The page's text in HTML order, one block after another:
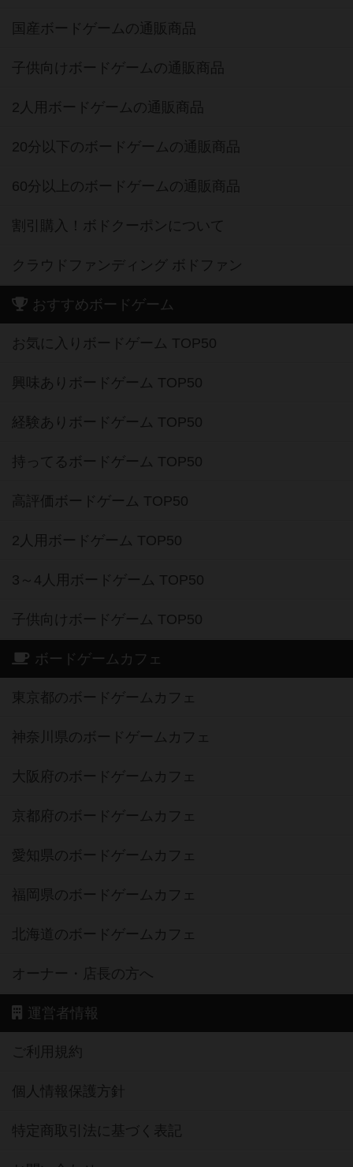
国産ボードゲームの通販商品
子供向けボードゲームの通販商品
2人用ボードゲームの通販商品
20分以下のボードゲームの通販商品
60分以上のボードゲームの通販商品
割引購入！ボドクーポンについて
クラウドファンディング ボドファン
おすすめボードゲーム
お気に入りボードゲーム TOP50
興味ありボードゲーム TOP50
経験ありボードゲーム TOP50
持ってるボードゲーム TOP50
高評価ボードゲーム TOP50
2人用ボードゲーム TOP50
3～4人用ボードゲーム TOP50
子供向けボードゲーム TOP50
ボードゲームカフェ
東京都のボードゲームカフェ
神奈川県のボードゲームカフェ
大阪府のボードゲームカフェ
京都府のボードゲームカフェ
愛知県のボードゲームカフェ
福岡県のボードゲームカフェ
北海道のボードゲームカフェ
オーナー・店長の方へ
運営者情報
ご利用規約
個人情報保護方針
特定商取引法に基づく表記